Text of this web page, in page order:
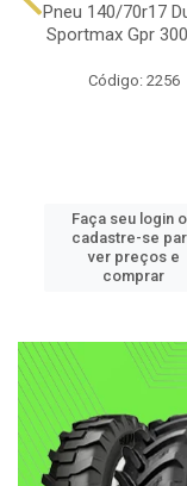
Pneu 140/70r17
Sportmax Gpr
Código: 2256
Faça seu login
cadastre-se
ver preços e
comprar